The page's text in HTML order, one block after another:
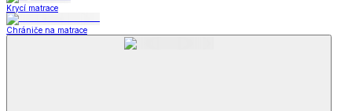
Krycí matrace
Chrániče na matrace